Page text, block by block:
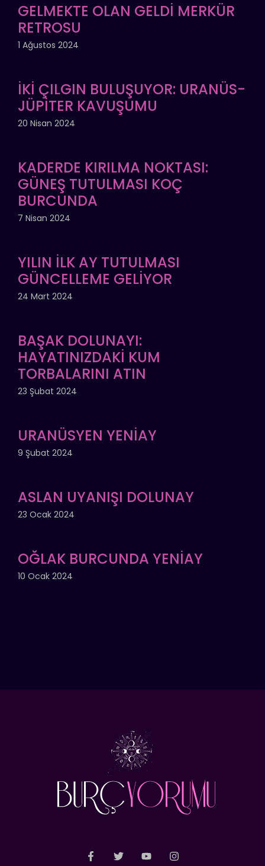
GELMEKTE OLAN GELDİ MERKÜR
RETROSU
1 Ağustos 2024
İKİ ÇILGIN BULUŞUYOR: URANÜS-
JÜPİTER KAVUŞUMU
20 Nisan 2024
KADERDE KIRILMA NOKTASI:
GÜNEŞ TUTULMASI KOÇ
BURCUNDA
7 Nisan 2024
YILIN İLK AY TUTULMASI
GÜNCELLEME GELİYOR
24 Mart 2024
BAŞAK DOLUNAYI:
HAYATINIZDAKİ KUM
TORBALARINI ATIN
23 Şubat 2024
URANÜSYEN YENİAY
9 Şubat 2024
ASLAN UYANIŞI DOLUNAY
23 Ocak 2024
OĞLAK BURCUNDA YENİAY
10 Ocak 2024